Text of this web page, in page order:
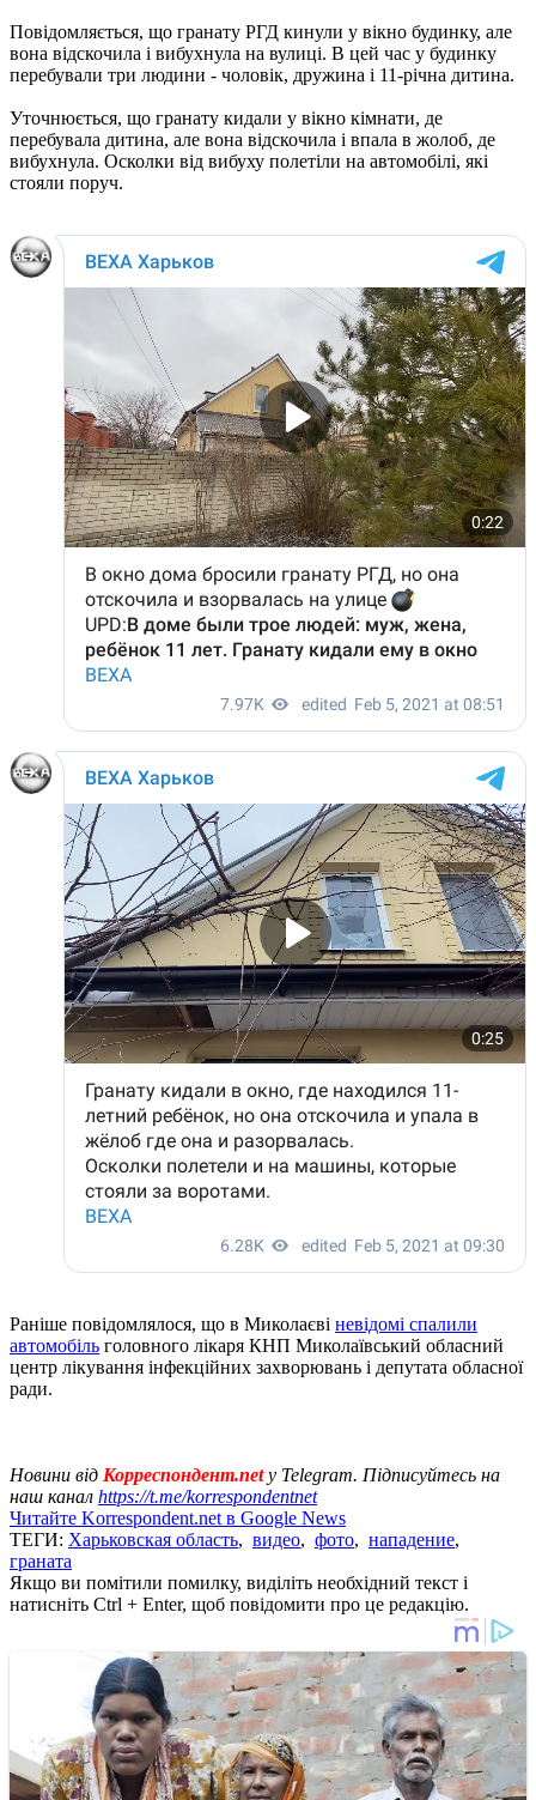
Повідомляється, що гранату РГД кинули у вікно будинку, але
вона відскочила і вибухнула на вулиці. В цей час у будинку
перебували три людини - чоловік, дружина і 11-річна дитина.
Уточнюється, що гранату кидали у вікно кімнати, де
перебувала дитина, але вона відскочила і впала в жолоб, де
вибухнула. Осколки від вибуху полетіли на автомобілі, які
стояли поруч.
Раніше повідомлялося, що в Миколаєві невідомі спалили
автомобіль головного лікаря КНП Миколаївський обласний
центр лікування інфекційних захворювань і депутата обласної
ради.
Новини від Корреспондент.netу Telegram. Підписуйтесь на
наш канал https://t.me/korrespondentnet
Читайте Korrespondent.net в Google News
ТЕГИ: Харьковская область, видео, фото, нападение,
граната
Якщо ви помітили помилку, виділіть необхідний текст і
натисніть Ctrl + Enter, щоб повідомити про це редакцію.